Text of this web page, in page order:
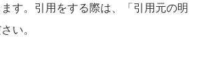
す。引用をする際は、「引用元の明
い。